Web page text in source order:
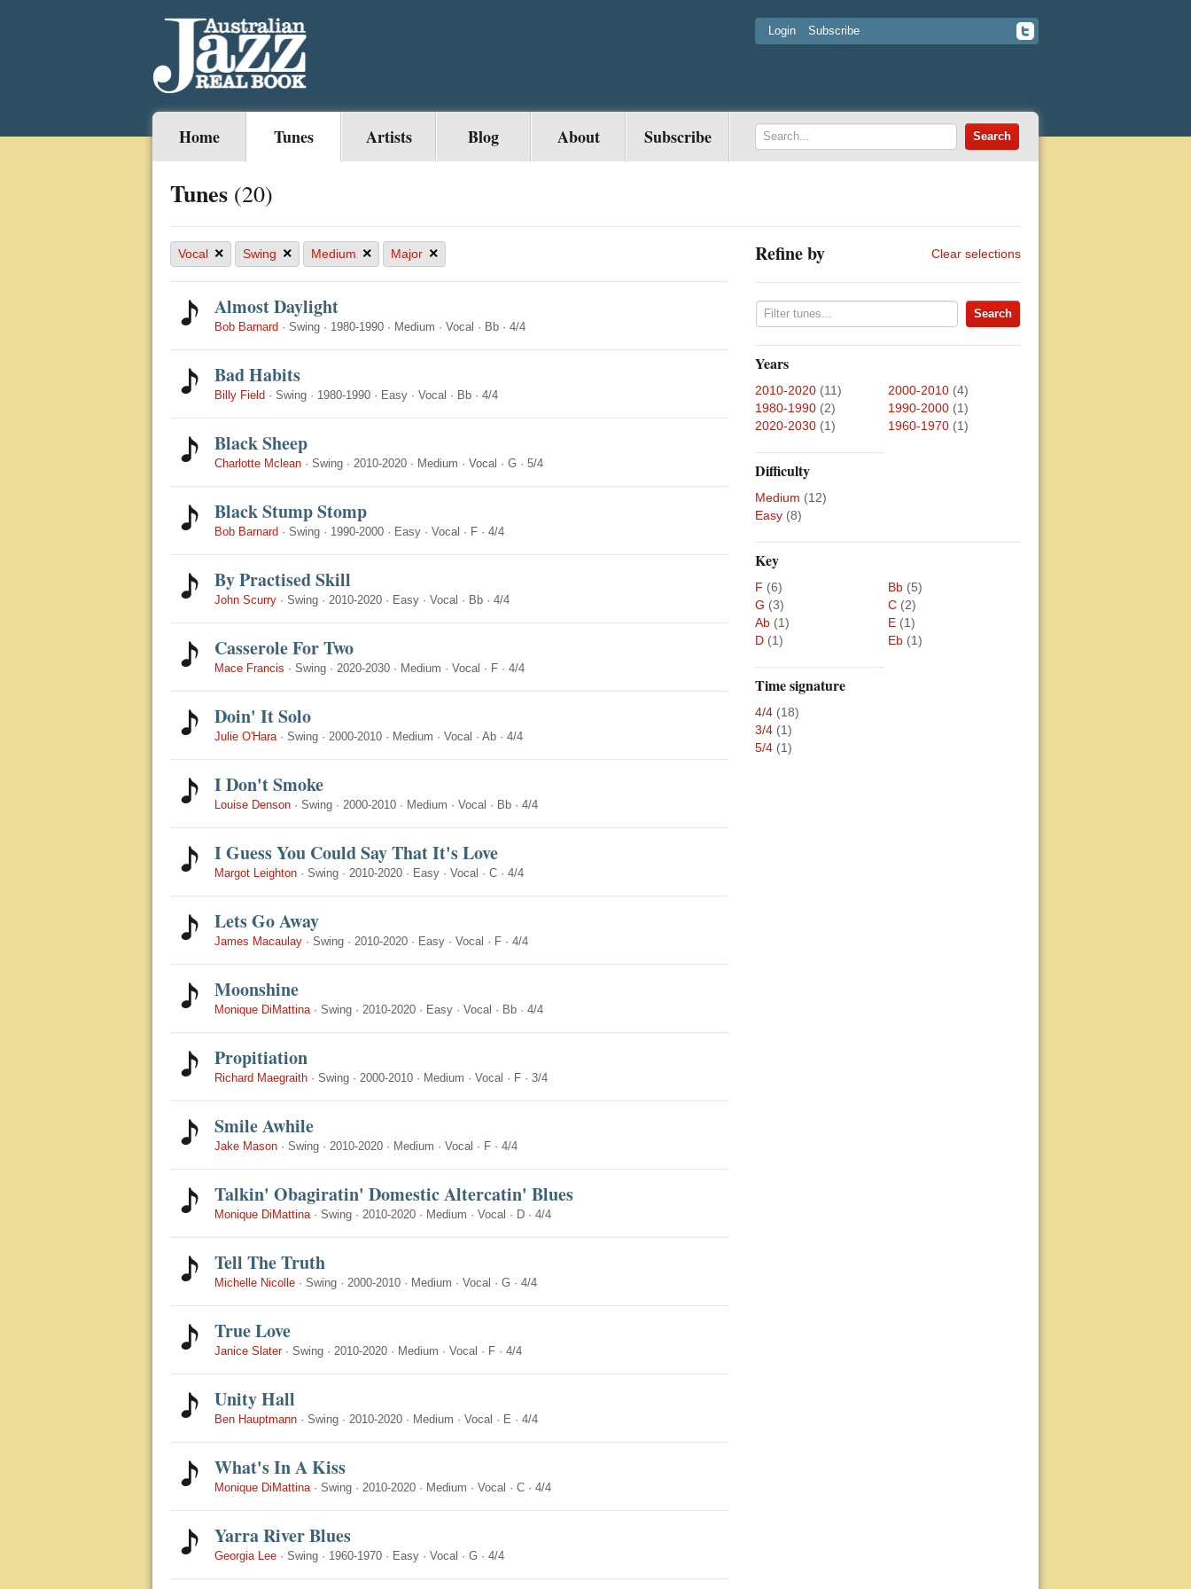
Login Subscribe
Home Tunes Artists Blog About Subscribe
Tunes (20)
Vocal × Swing × Medium × Major ×
Almost Daylight
Bob Barnard · Swing · 1980-1990 · Medium · Vocal · Bb · 4/4
Bad Habits
Billy Field · Swing · 1980-1990 · Easy · Vocal · Bb · 4/4
Black Sheep
Charlotte Mclean · Swing · 2010-2020 · Medium · Vocal · G · 5/4
Black Stump Stomp
Bob Barnard · Swing · 1990-2000 · Easy · Vocal · F · 4/4
By Practised Skill
John Scurry · Swing · 2010-2020 · Easy · Vocal · Bb · 4/4
Casserole For Two
Mace Francis · Swing · 2020-2030 · Medium · Vocal · F · 4/4
Doin' It Solo
Julie O'Hara· Swing · 2000-2010 · Medium · Vocal · Ab · 4/4
I Don't Smoke
Louise Denson · Swing · 2000-2010 · Medium · Vocal · Bb · 4/4
I Guess You Could Say That It's Love
Margot Leighton · Swing · 2010-2020 · Easy · Vocal · C · 4/4
Lets Go Away
James Macaulay · Swing · 2010-2020 · Easy · Vocal · F · 4/4
Moonshine
Monique DiMattina· Swing · 2010-2020 · Easy · Vocal · Bb · 4/4
Propitiation
Richard Maegraith · Swing · 2000-2010 · Medium · Vocal · F · 3/4
Smile Awhile
Jake Mason · Swing · 2010-2020 · Medium · Vocal · F · 4/4
Talkin' Obagiratin' Domestic Altercatin' Blues
Monique DiMattina· Swing · 2010-2020 · Medium · Vocal · D · 4/4
Tell The Truth
Michelle Nicolle · Swing · 2000-2010 · Medium · Vocal · G · 4/4
True Love
Janice Slater· Swing · 2010-2020 · Medium · Vocal · F · 4/4
Unity Hall
Ben Hauptmann · Swing · 2010-2020 · Medium · Vocal · E · 4/4
What's In A Kiss
Monique DiMattina· Swing · 2010-2020 · Medium · Vocal · C · 4/4
Yarra River Blues
Georgia Lee · Swing · 1960-1970 · Easy · Vocal · G · 4/4
Refine by Clear selections
Years
2010-2020 (11) 2000-2010 (4)
1980-1990 (2) 1990-2000 (1)
2020-2030 (1) 1960-1970 (1)
Difficulty
Medium (12)
Easy (8)
Key
F (6) Bb (5)
G (3) C (2)
Ab (1) E (1)
D (1) Eb (1)
Time signature
4/4 (18)
3/4 (1)
5/4 (1)